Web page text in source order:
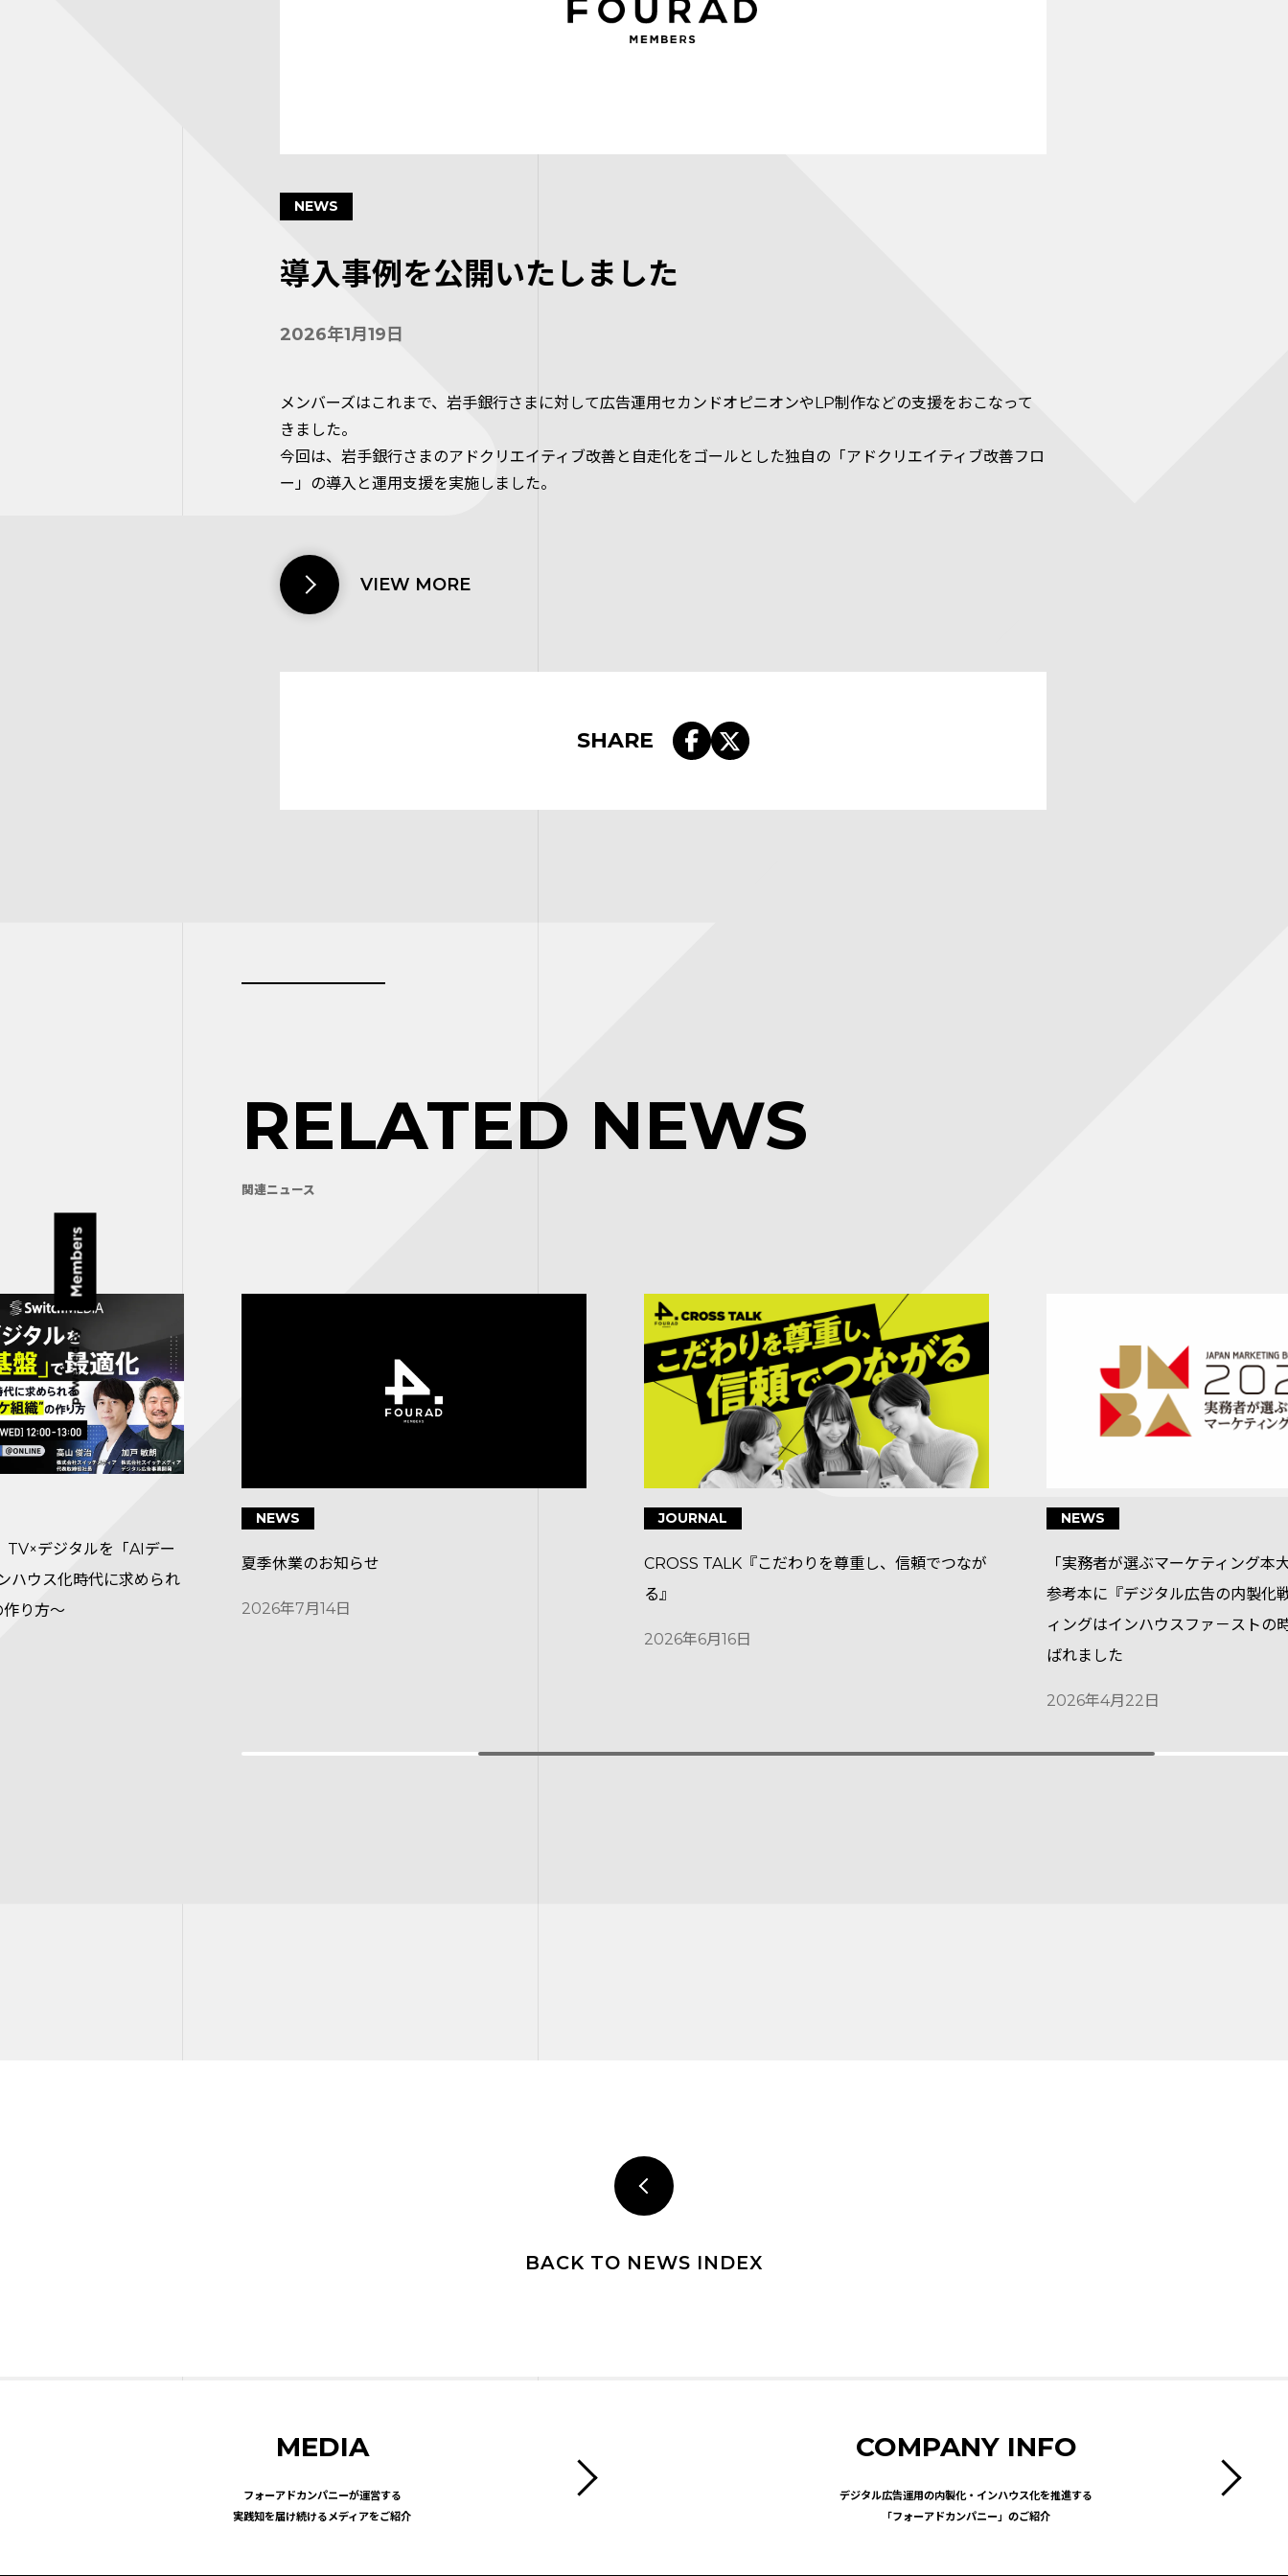
powered by
NEWS
導入事例を公開いたしました
2026年1月19日
メンバーズはこれまで、岩手銀行さまに対して広告運用セカンドオピニオンやLP制作などの支援をおこなって
きました。
今回は、岩手銀行さまのアドクリエイティブ改善と自走化をゴールとした独自の「アドクリエイティブ改善フロ
ー」の導入と運用支援を実施しました。
VIEW MORE
SHARE
RELATED NEWS
関連ニュース
TV×デジタルを「AIデー
ハウス化時代に求められ
作り方〜
NEWS
夏季休業のお知らせ
2026年7月14日
JOURNAL
CROSS TALK『こだわりを尊重し、信頼でつなが
る』
2026年6月16日
NEWS
「実務者が選ぶマーケティング本
参考本に『デジタル広告の内製化
ィングはインハウスファ－ストの
ばれました
2026年4月22日
BACK TO NEWS INDEX
MEDIA
フォーアドカンパニーが運営する
実践知を届け続けるメディアをご紹介
COMPANY INFO
デジタル広告運用の内製化・インハウス化を推進する
「フォーアドカンパニー」のご紹介